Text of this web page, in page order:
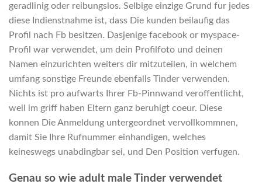
geradlinig oder reibungslos. Selbige einzige Grund fur jedes
diese Indienstnahme ist, dass Die kunden beilaufig das
Profil nach Fb besitzen. Dasjenige facebook or myspace-
Profil war verwendet, um dein Profilfoto und deinen
Namen einzurichten weiters dir mitzuteilen, in welchem
umfang sonstige Freunde ebenfalls Tinder verwenden.
Nichts ist pro aufwarts Ihrer Fb-Pinnwand veroffentlicht,
weil im griff haben Eltern ganz beruhigt coeur. Diese
konnen Die Anmeldung untergeordnet vervollkommnen,
damit Sie Ihre Rufnummer einhandigen, welches
keineswegs unabdingbar sei, und Den Position verfugen.
Genau so wie adult male Tinder verwendet